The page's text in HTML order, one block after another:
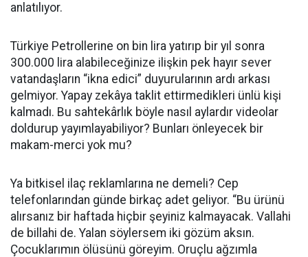
anlatılıyor.
Türkiye Petrollerine on bin lira yatırıp bir yıl sonra
300.000 lira alabileceğinize ilişkin pek hayır sever
vatandaşların “ikna edici” duyurularının ardı arkası
gelmiyor. Yapay zekâya taklit ettirmedikleri ünlü kişi
kalmadı. Bu sahtekârlık böyle nasıl aylardır videolar
doldurup yayımlayabiliyor? Bunları önleyecek bir
makam-merci yok mu?
Ya bitkisel ilaç reklamlarına ne demeli? Cep
telefonlarından günde birkaç adet geliyor. “Bu ürünü
alırsanız bir haftada hiçbir şeyiniz kalmayacak. Vallahi
de billahi de. Yalan söylersem iki gözüm aksın.
Çocuklarımın ölüsünü göreyim. Oruçlu ağzımla